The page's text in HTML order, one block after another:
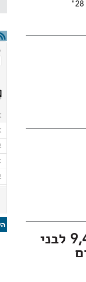
תמונה: 20 אנשים, 9,400 לבני